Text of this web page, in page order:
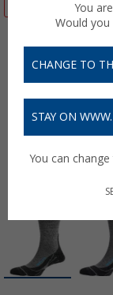
You
Would you
CHANGE TO
STAY ON
You can